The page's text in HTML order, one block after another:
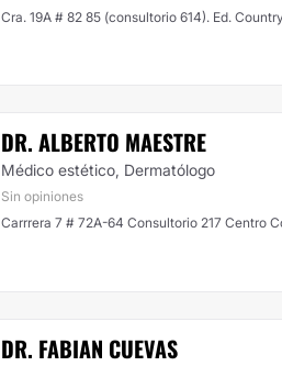
Cra. 19A # 82 85 (consultorio 614). Ed.
DR. ALBERTO MAESTRE
Médico estético, Dermatólogo
Sin opiniones
Carrrera 7 # 72A-64 Consultorio 217 Centro
DR. FABIAN CUEVAS